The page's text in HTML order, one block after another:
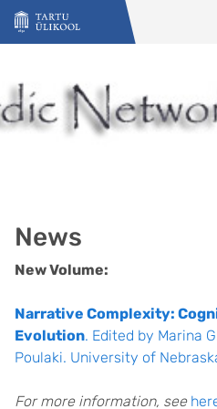
Liigu edasi põhisisu juurde
News
New Volume:
Narrative Complexity:
Evolution. Edited by Marina
Poulaki. University of
For more information, see